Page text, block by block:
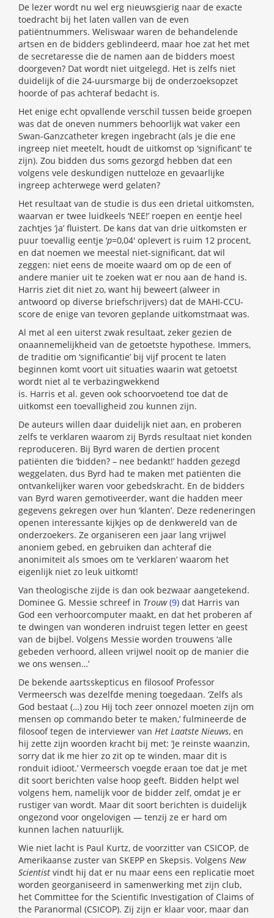
De lezer wordt nu wel erg nieuwsgierig naar de exacte
toedracht bij het laten vallen van de even
patiëntnummers. Weliswaar waren de behandelende
artsen en de bidders geblindeerd, maar hoe zat het met
de secretaresse die de namen aan de bidders moest
doorgeven? Dat wordt niet uitgelegd. Het is zelfs niet
duidelijk of die 24-uursmarge bij de onderzoeksopzet
hoorde of pas achteraf bedacht is.
Het enige echt opvallende verschil tussen beide groepen
was dat de oneven nummers behoorlijk wat vaker een
Swan-Ganzcatheter kregen ingebracht (als je die ene
ingreep niet meetelt, houdt de uitkomst op ‘significant’ te
zijn). Zou bidden dus soms gezorgd hebben dat een
volgens vele deskundigen nutteloze en gevaarlijke
ingreep achterwege werd gelaten?
Het resultaat van de studie is dus een drietal uitkomsten,
waarvan er twee luidkeels ‘NEE!’ roepen en eentje heel
zachtjes ‘ja’ fluistert. De kans dat van drie uitkomsten er
puur toevallig eentje ‘p=0,04′ oplevert is ruim 12 procent,
en dat noemen we meestal niet-significant, dat wil
zeggen: niet eens de moeite waard om op de een of
andere manier uit te zoeken wat er nou aan de hand is.
Harris ziet dit niet zo, want hij beweert (alweer in
antwoord op diverse briefschrijvers) dat de MAHI-CCU-
score de enige van tevoren geplande uitkomstmaat was.
Al met al een uiterst zwak resultaat, zeker gezien de
onaannemelijkheid van de getoetste hypothese. Immers,
de traditie om ‘significantie’ bij vijf procent te laten
beginnen komt voort uit situaties waarin wat getoetst
wordt niet al te verbazingwekkend
is. Harris et al. geven ook schoorvoetend toe dat de
uitkomst een toevalligheid zou kunnen zijn.
De auteurs willen daar duidelijk niet aan, en proberen
zelfs te verklaren waarom zij Byrds resultaat niet konden
reproduceren. Bij Byrd waren de dertien procent
patiënten die ‘bidden? – nee bedankt!’ hadden gezegd
weggelaten, dus Byrd had te maken met patiënten die
ontvankelijker waren voor gebedskracht. En de bidders
van Byrd waren gemotiveerder, want die hadden meer
gegevens gekregen over hun ‘klanten’. Deze redeneringen
openen interessante kijkjes op de denkwereld van de
onderzoekers. Ze organiseren een jaar lang vrijwel
anoniem gebed, en gebruiken dan achteraf die
anonimiteit als smoes om te ‘verklaren’ waarom het
eigenlijk niet zo leuk uitkomt!
Van theologische zijde is dan ook bezwaar aangetekend.
Dominee G. Messie schreef in Trouw (9) dat Harris van
God een verhoorcomputer maakt, en dat het proberen af
te dwingen van wonderen indruist tegen letter en geest
van de bijbel. Volgens Messie worden trouwens ‘alle
gebeden verhoord, alleen vrijwel nooit op de manier die
we ons wensen…’
De bekende aartsskepticus en filosoof Professor
Vermeersch was dezelfde mening toegedaan. ‘Zelfs als
God bestaat (…) zou Hij toch zeer onnozel moeten zijn om
mensen op commando beter te maken,’ fulmineerde de
filosoof tegen de interviewer van Het Laatste Nieuws, en
hij zette zijn woorden kracht bij met: ‘Je reinste waanzin,
sorry dat ik me hier zo zit op te winden, maar dit is
ronduit idioot.’ Vermeersch voegde eraan toe dat je met
dit soort berichten valse hoop geeft. Bidden helpt wel
volgens hem, namelijk voor de bidder zelf, omdat je er
rustiger van wordt. Maar dit soort berichten is duidelijk
ongezond voor ongelovigen — tenzij ze er hard om
kunnen lachen natuurlijk.
Wie niet lacht is Paul Kurtz, de voorzitter van CSICOP, de
Amerikaanse zuster van SKEPP en Skepsis. Volgens New
Scientist vindt hij dat er nu maar eens een replicatie moet
worden georganiseerd in samenwerking met zijn club,
het Committee for the Scientific Investigation of Claims of
the Paranormal (CSICOP). Zij zijn er klaar voor, maar dan